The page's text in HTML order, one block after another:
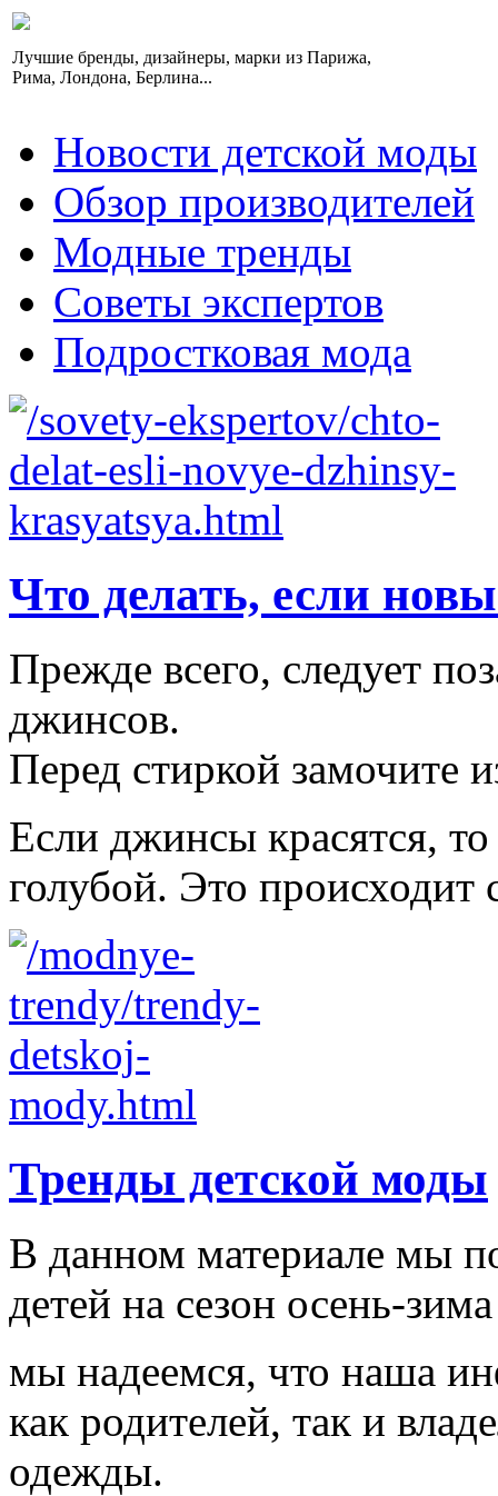
Лучшие бренды, дизайнеры, марки из Парижа,
Рима, Лондона, Берлина...
Новости детской моды
Обзор производителей
Модные тренды
Советы экспертов
Подростковая мода
Что делать, если
Прежде всего, следует
джинсов.
Перед стиркой замочите
Если джинсы красятся,
голубой. Это происходит
Тренды детской моды
В данном материале мы
детей на сезон осень-
мы надеемся, что наша
как родителей, так и
одежды.